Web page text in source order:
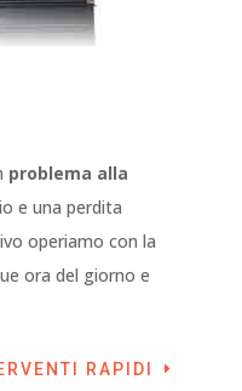
problema alla
e una perdita
operiamo con la
ora del giorno e
RAPIDI